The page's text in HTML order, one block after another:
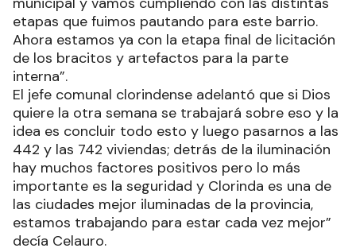
etapas que fuimos pautando para este barrio.
Ahora estamos ya con la etapa final de licitación
de los bracitos y artefactos para la parte
interna”.
El jefe comunal clorindense adelantó que si Dios
quiere la otra semana se trabajará sobre eso y la
idea es concluir todo esto y luego pasarnos a las
442 y las 742 viviendas; detrás de la iluminación
hay muchos factores positivos pero lo más
importante es la seguridad y Clorinda es una de
las ciudades mejor iluminadas de la provincia,
estamos trabajando para estar cada vez mejor”
decía Celauro.